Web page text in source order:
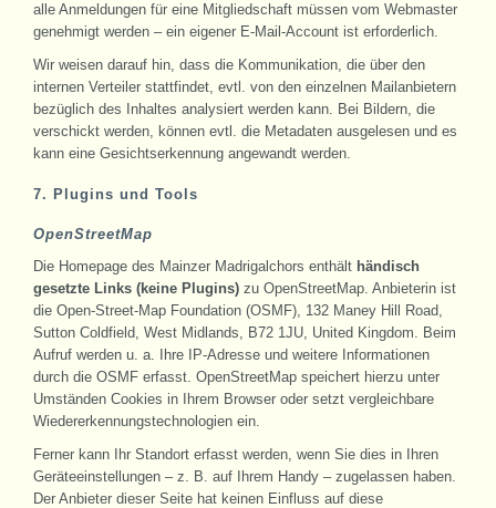
alle Anmeldungen für eine Mitgliedschaft müssen vom Webmaster
genehmigt werden – ein eigener E-Mail-Account ist erforderlich.
Wir weisen darauf hin, dass die Kommunikation, die über den
internen Verteiler stattfindet, evtl. von den einzelnen Mailanbietern
bezüglich des Inhaltes analysiert werden kann. Bei Bildern, die
verschickt werden, können evtl. die Metadaten ausgelesen und es
kann eine Gesichtserkennung angewandt werden.
7. Plugins und Tools
OpenStreetMap
Die Homepage des Mainzer Madrigalchors enthält händisch
gesetzte Links (keine Plugins) zu OpenStreetMap. Anbieterin ist
die Open-Street-Map Foundation (OSMF), 132 Maney Hill Road,
Sutton Coldfield, West Midlands, B72 1JU, United Kingdom. Beim
Aufruf werden u. a. Ihre IP-Adresse und weitere Informationen
durch die OSMF erfasst. OpenStreetMap speichert hierzu unter
Umständen Cookies in Ihrem Browser oder setzt vergleichbare
Wiedererkennungstechnologien ein.
Ferner kann Ihr Standort erfasst werden, wenn Sie dies in Ihren
Geräteeinstellungen – z. B. auf Ihrem Handy – zugelassen haben.
Der Anbieter dieser Seite hat keinen Einfluss auf diese